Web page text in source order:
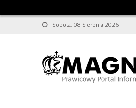
Sobota, 08 Sierpnia 2026